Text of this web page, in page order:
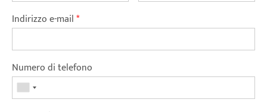
Indirizzo e-mail*
Numero di telefono